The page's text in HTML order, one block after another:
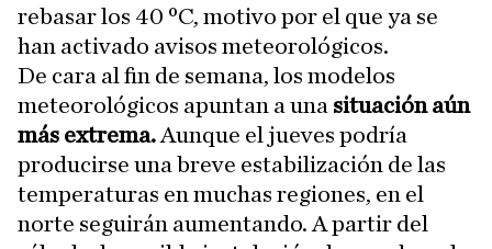
rebasar los 40 ºC, motivo por el que ya se
han activado avisos meteorológicos.
De cara al fin de semana, los modelos
meteorológicos apuntan a una situación aún
más extrema. Aunque el jueves podría
producirse una breve estabilización de las
temperaturas en muchas regiones, en el
norte seguirán aumentando. A partir del